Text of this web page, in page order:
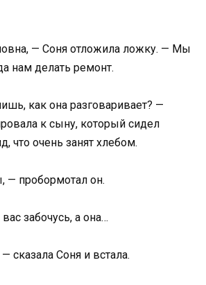
— Соня отложила ложку. — Мы
нам делать ремонт.
как она разговаривает? —
к сыну, который сидел
что очень занят хлебом.
— пробормотал он.
забочусь, а она…
сказала Соня и встала.